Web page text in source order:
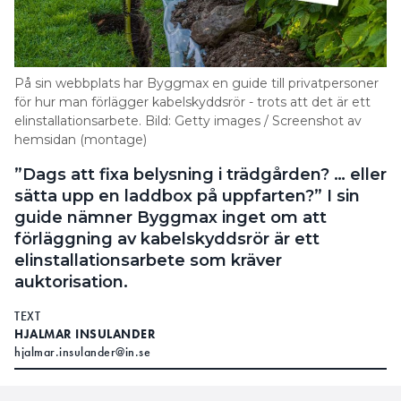
På sin webbplats har Byggmax en guide till privatpersoner
för hur man förlägger kabelskyddsrör - trots att det är ett
elinstallationsarbete. Bild: Getty images / Screenshot av
hemsidan (montage)
”Dags att fixa belysning i trädgården? … eller
sätta upp en laddbox på uppfarten?” I sin
guide nämner Byggmax inget om att
förläggning av kabelskyddsrör är ett
elinstallationsarbete som kräver
auktorisation.
TEXT
HJALMAR INSULANDER
hjalmar.insulander@in.se